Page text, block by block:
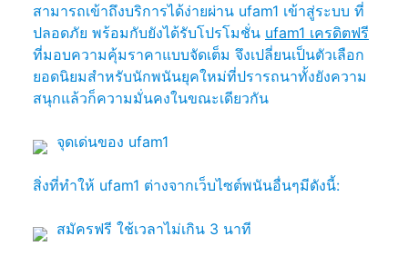
สามารถเข้าถึงบริการได้ง่ายผ่าน ufam1 เข้าสู่ระบบ ที่
ปลอดภัย พร้อมกับยังได้รับโปรโมชั่น ufam1 เครดิตฟรี
ที่มอบความคุ้มราคาแบบจัดเต็ม จึงเปลี่ยนเป็นตัวเลือก
ยอดนิยมสำหรับนักพนันยุคใหม่ที่ปรารถนาทั้งยังความ
สนุกแล้วก็ความมั่นคงในขณะเดียวกัน
จุดเด่นของ ufam1
สิ่งที่ทำให้ ufam1 ต่างจากเว็บไซต์พนันอื่นๆมีดังนี้:
สมัครฟรี ใช้เวลาไม่เกิน 3 นาที